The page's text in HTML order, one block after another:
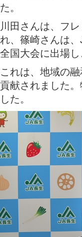
た。
川田さんは、フ
れ、篠崎さんは
全国大会に出場し
これは、地域の
貢献されました
した。